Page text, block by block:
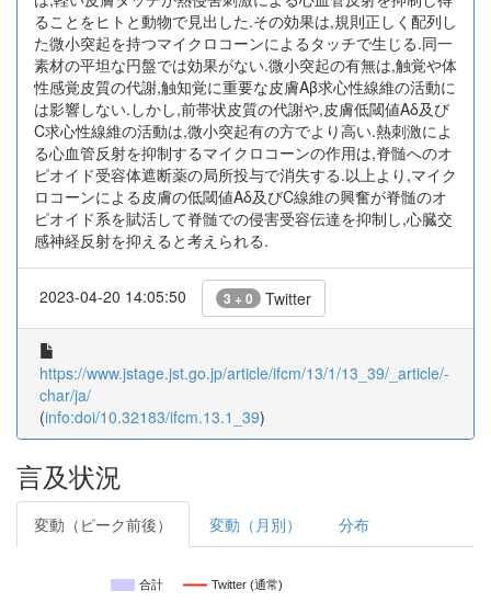
ることをヒトと動物で見出した.その効果は,規則正しく配列し
た微小突起を持つマイクロコーンによるタッチで生じる.同一
素材の平坦な円盤では効果がない.微小突起の有無は,触覚や体
性感覚皮質の代謝,触知覚に重要な皮膚Aβ求心性線維の活動に
は影響しない.しかし,前帯状皮質の代謝や,皮膚低閾値Aδ及び
C求心性線維の活動は,微小突起有の方でより高い.熱刺激によ
る心血管反射を抑制するマイクロコーンの作用は,脊髄へのオ
ピオイド受容体遮断薬の局所投与で消失する.以上より,マイク
ロコーンによる皮膚の低閾値Aδ及びC線維の興奮が脊髄のオ
ピオイド系を賦活して脊髄での侵害受容伝達を抑制し,心臓交
感神経反射を抑えると考えられる.
2023-04-20 14:05:50 3 + 0 Twitter
https://www.jstage.jst.go.jp/article/ifcm/13/1/13_39/_article/-
char/ja/
(info:doi/10.32183/ifcm.13.1_39)
言及状況
変動（ピーク前後） 変動（月別） 分布
合計 Twitter (通常)